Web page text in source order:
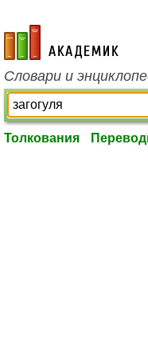
academic.ru
Словари и
Толкования